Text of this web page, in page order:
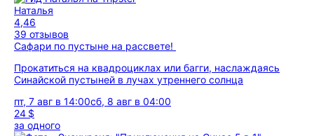
Наталья
4,46
39 отзывов
Сафари по пустыне на рассвете!
Прокатиться на квадроциклах или багги, наслаждаясь
Синайской пустыней в лучах утреннего солнца
пт, 7 авг в 14:00сб, 8 авг в 04:00
24 $
за одного